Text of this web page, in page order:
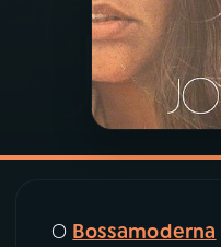
VIDEOCASTS
ÚLTIMAS
O Bossamoderna